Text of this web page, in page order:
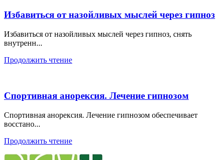
Избавиться от назойливых мыслей через гипноз
Избавиться от назойливых мыслей через гипноз, снять
внутренн...
Продолжить чтение
Спортивная анорексия. Лечение гипнозом
Спортивная анорексия. Лечение гипнозом обеспечивает
восстано...
Продолжить чтение